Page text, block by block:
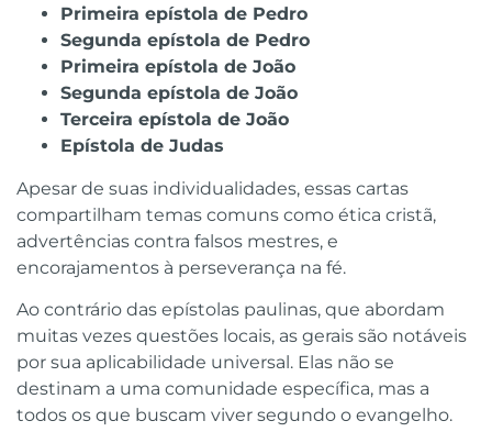
Primeira epístola de Pedro
Segunda epístola de Pedro
Primeira epístola de João
Segunda epístola de João
Terceira epístola de João
Epístola de Judas
Apesar de suas individualidades, essas cartas
compartilham temas comuns como ética cristã,
advertências contra falsos mestres, e
encorajamentos à perseverança na fé.
Ao contrário das epístolas paulinas, que abordam
muitas vezes questões locais, as gerais são notáveis
por sua aplicabilidade universal. Elas não se
destinam a uma comunidade específica, mas a
todos os que buscam viver segundo o evangelho.